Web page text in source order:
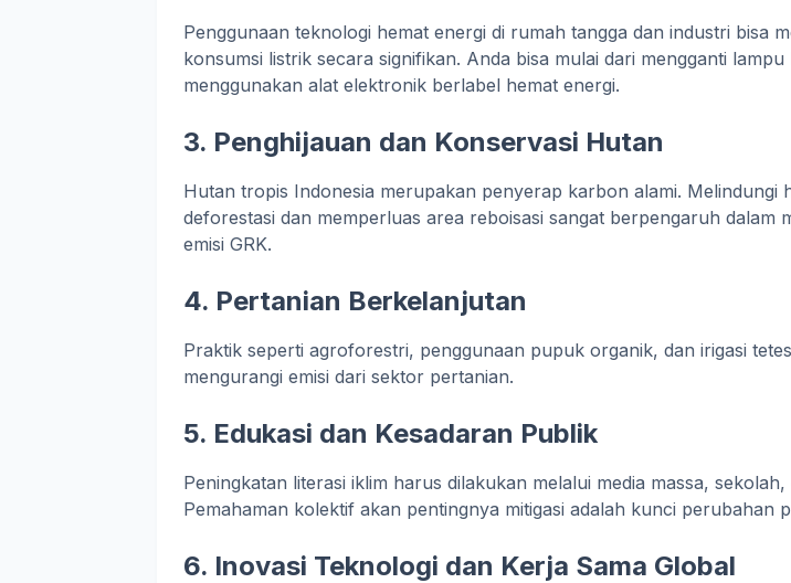
Penggunaan teknologi hemat energi di rumah tangga dan industri bisa
konsumsi listrik secara signifikan. Anda bisa mulai dari mengganti lampu
menggunakan alat elektronik berlabel hemat energi.
3. Penghijauan dan Konservasi Hutan
Hutan tropis Indonesia merupakan penyerap karbon alami. Melindungi
deforestasi dan memperluas area reboisasi sangat berpengaruh dalam
emisi GRK.
4. Pertanian Berkelanjutan
Praktik seperti agroforestri, penggunaan pupuk organik, dan irigasi
mengurangi emisi dari sektor pertanian.
5. Edukasi dan Kesadaran Publik
Peningkatan literasi iklim harus dilakukan melalui media massa,
Pemahaman kolektif akan pentingnya mitigasi adalah kunci perubahan
6. Inovasi Teknologi dan Kerja Sama Global